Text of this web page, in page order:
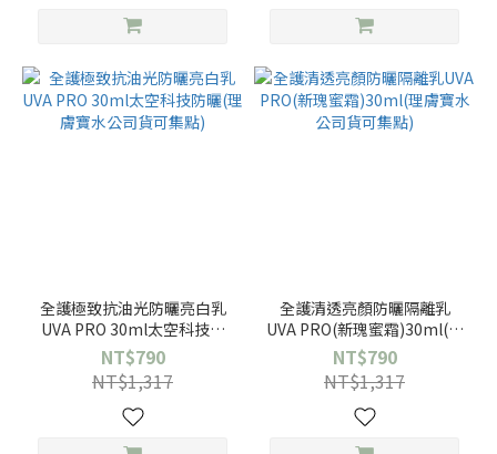
全護極致抗油光防曬亮白乳
UVA PRO 30ml太空科技防
曬(理膚寶水公司貨可集點)
NT$790
NT$1,317
全護清透亮顏防曬隔離乳
UVA PRO(新瑰蜜霜)30ml(理
膚寶水公司貨可集點)
NT$790
NT$1,317